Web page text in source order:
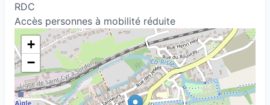
RDC
Accès personnes à mobilité réduite
+
−